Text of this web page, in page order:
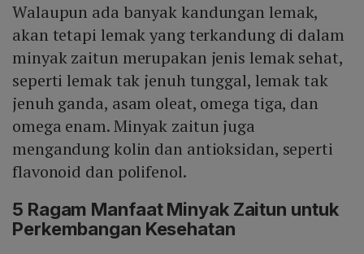
Walaupun ada banyak kandungan lemak,
akan tetapi lemak yang terkandung di dalam
minyak zaitun merupakan jenis lemak sehat,
seperti lemak tak jenuh tunggal, lemak tak
jenuh ganda, asam oleat, omega tiga, dan
omega enam. Minyak zaitun juga
mengandung kolin dan antioksidan, seperti
flavonoid dan polifenol.
5 Ragam Manfaat Minyak Zaitun untuk
Perkembangan Kesehatan